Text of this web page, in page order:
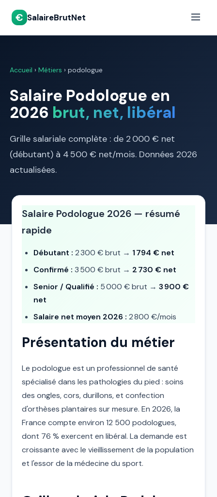
€ SalaireBrutNet
Accueil › Métiers › podologue
Salaire Podologue en
2026 brut, net, libéral
Grille salariale complète : de 2 000 € net
(débutant) à 4 500 € net/mois. Données 2026
actualisées.
Salaire Podologue 2026 — résumé
rapide
Débutant : 2 300 € brut → 1 794 € net
Confirmé : 3 500 € brut → 2 730 € net
Senior / Qualifié : 5 000 € brut → 3 900 €
net
Salaire net moyen 2026 : 2 800 €/mois
Présentation du métier
Le podologue est un professionnel de santé
spécialisé dans les pathologies du pied : soins
des ongles, cors, durillons, et confection
d'orthèses plantaires sur mesure. En 2026, la
France compte environ 12 500 podologues,
dont 76 % exercent en libéral. La demande est
croissante avec le vieillissement de la population
et l'essor de la médecine du sport.